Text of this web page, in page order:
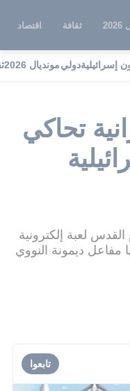
ثقافة اقتصاد
إسرائيليةدوليمونديال 2026
تحاكي
لعبة إلكترونية
مفاعل ديمونة النووي
تابعوا